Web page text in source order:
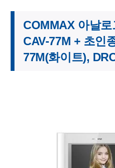
COMMAX 아날
CAV-77M + 초인
77M(화이트),